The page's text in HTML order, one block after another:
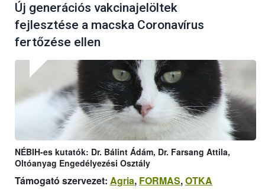
Új generációs vakcinajelöltek
fejlesztése a macska Coronavírus
fertőzése ellen
NÉBIH-es kutatók: Dr. Bálint Ádám, Dr. Farsang Attila,
Oltóanyag Engedélyezési Osztály
Támogató szervezet: Agria, FORMAS,OTKA